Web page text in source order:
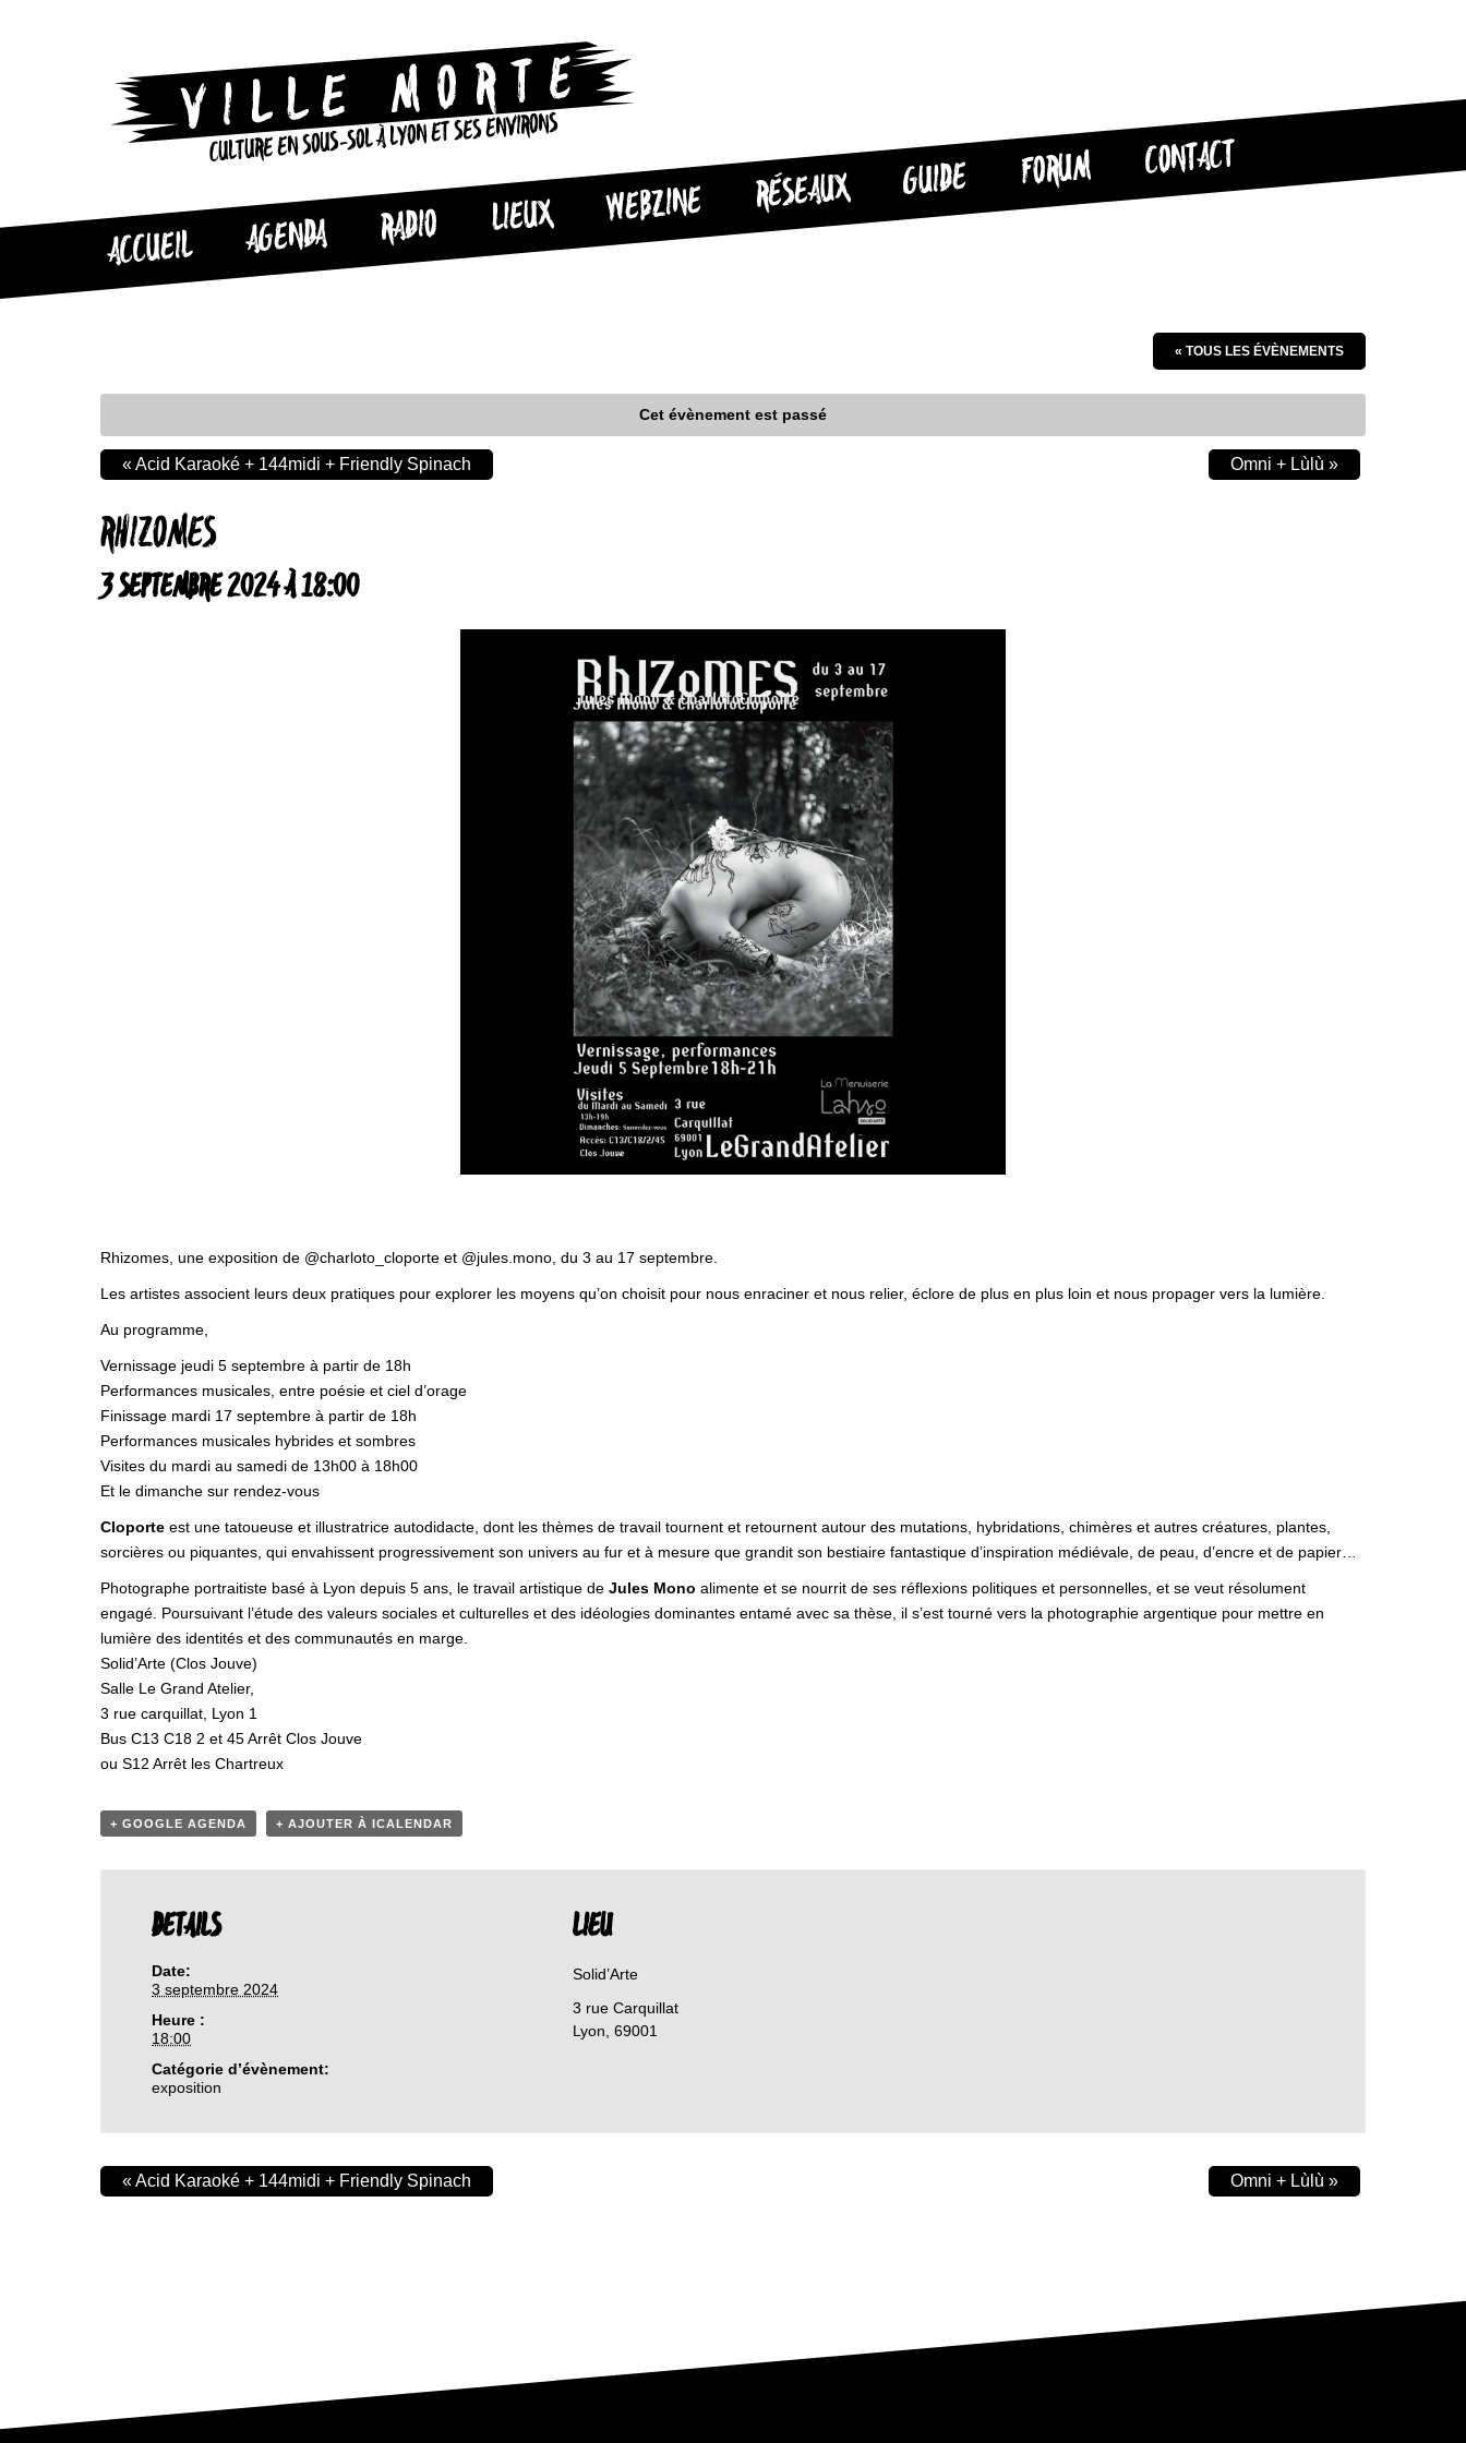
CULTURE EN SOUS-SOL À LYON ET SES ENVIRONS
ACCUEIL AGENDA RADIO LIEUX WEBZINE RÉSEAUX GUIDE FORUM CONTACT
« TOUS LES ÉVÈNEMENTS
Cet évènement est passé
RHIZOMES
3 SEPTEMBRE 2024 À 18:00
«Acid Karaoké + 144midi + Friendly Spinach Omni + Lùlù »
Rhizomes, une exposition de @charloto_cloporte et @jules.mono, du 3 au 17 septembre.
Les artistes associent leurs deux pratiques pour explorer les moyens qu’on choisit pour nous enraciner et nous relier, éclore de plus en plus loin et nous propager vers la lumière.
Au programme,
Vernissage jeudi 5 septembre à partir de 18h
Performances musicales, entre poésie et ciel d’orage
Finissage mardi 17 septembre à partir de 18h
Performances musicales hybrides et sombres
Visites du mardi au samedi de 13h00 à 18h00
Et le dimanche sur rendez-vous
Cloporte est une tatoueuse et illustratrice autodidacte, dont les thèmes de travail tournent et retournent autour des mutations, hybridations, chimères et autres créatures, plantes,
sorcières ou piquantes, qui envahissent progressivement son univers au fur et à mesure que grandit son bestiaire fantastique d’inspiration médiévale, de peau, d’encre et de papier…
Photographe portraitiste basé à Lyon depuis 5 ans, le travail artistique de Jules Mono alimente et se nourrit de ses réflexions politiques et personnelles, et se veut résolument
engagé. Poursuivant l’étude des valeurs sociales et culturelles et des idéologies dominantes entamé avec sa thèse, il s’est tourné vers la photographie argentique pour mettre en
lumière des identités et des communautés en marge.
Solid’Arte (Clos Jouve)
Salle Le Grand Atelier,
3 rue carquillat, Lyon 1
Bus C13 C18 2 et 45 Arrêt Clos Jouve
ou S12 Arrêt les Chartreux
+ GOOGLE AGENDA + AJOUTER À ICALENDAR
DETAILS
Date:
3 septembre 2024
Heure :
18:00
Catégorie d’évènement:
exposition
LIEU
Solid’Arte
3 rue Carquillat
Lyon 69001
«Acid Karaoké + 144midi + Friendly Spinach Omni + Lùlù »